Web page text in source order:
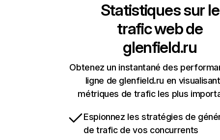
Statistiques sur le
trafic web de
glenfield.ru
Obtenez un instantané des
ligne de glenfield.ru en
métriques de trafic les plus
Espionnez les stratégies de
de trafic de vos concurrents